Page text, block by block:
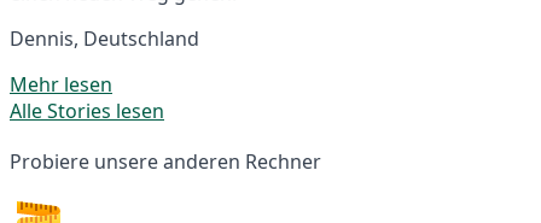
Dennis, Deutschland
Mehr lesen
Alle Stories lesen
Probiere unsere anderen Rechner